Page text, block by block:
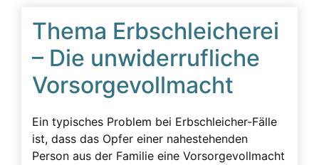
Thema Erbschleicherei
– Die unwiderrufliche
Vorsorgevollmacht
Ein typisches Problem bei Erbschleicher-Fälle
ist, dass das Opfer einer nahestehenden
Person aus der Familie eine Vorsorgevollmacht